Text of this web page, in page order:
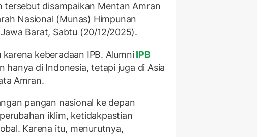
tersebut disampaikan Mentan Amran
Nasional (Munas) Himpunan
Barat, Sabtu (20/12/2025).
keberadaan IPB. AlumniIPB
hanya di Indonesia, tetapi juga di Asia
Amran.
pangan nasional ke depan
iklim, ketidakpastian
Karena itu, menurutnya,